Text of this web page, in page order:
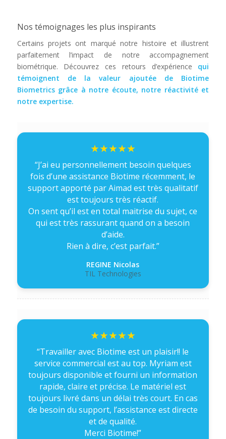
Nos témoignages les plus inspirants
Certains projets ont marqué notre histoire et illustrent
parfaitement l’impact de notre accompagnement
biométrique. Découvrez ces retours d’expérience qui
témoignent de la valeur ajoutée de Biotime
Biometrics grâce à notre écoute, notre réactivité et
notre expertise.
“J’ai eu personnellement besoin quelques
fois d’une assistance Biotime récemment, le
support apporté par Aimad est très qualitatif
est toujours très réactif.
On sent qu’il est en total maitrise du sujet, ce
qui est très rassurant quand on a besoin
d’aide.
Rien à dire, c’est parfait.”
REGINE Nicolas
TIL Technologies
“Travailler avec Biotime est un plaisir!! le
service commercial est au top. Myriam est
toujours disponible et fourni un information
rapide, claire et précise. Le matériel est
toujours livré dans un délai très court. En cas
de besoin du support, l’assistance est directe
et de qualité.
Merci Biotime!”